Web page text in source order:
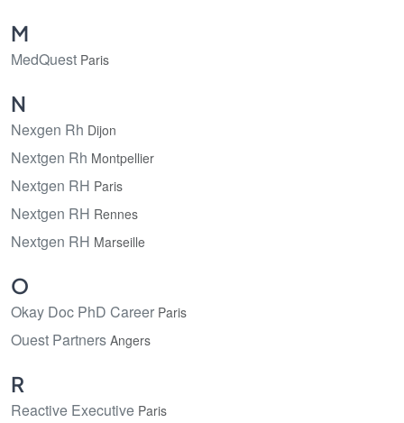
M
MedQuest Paris
N
Nexgen Rh Dijon
Nextgen Rh Montpellier
Nextgen RH Paris
Nextgen RH Rennes
Nextgen RH Marseille
O
Okay Doc PhD Career Paris
Ouest Partners Angers
R
Reactive Executive Paris